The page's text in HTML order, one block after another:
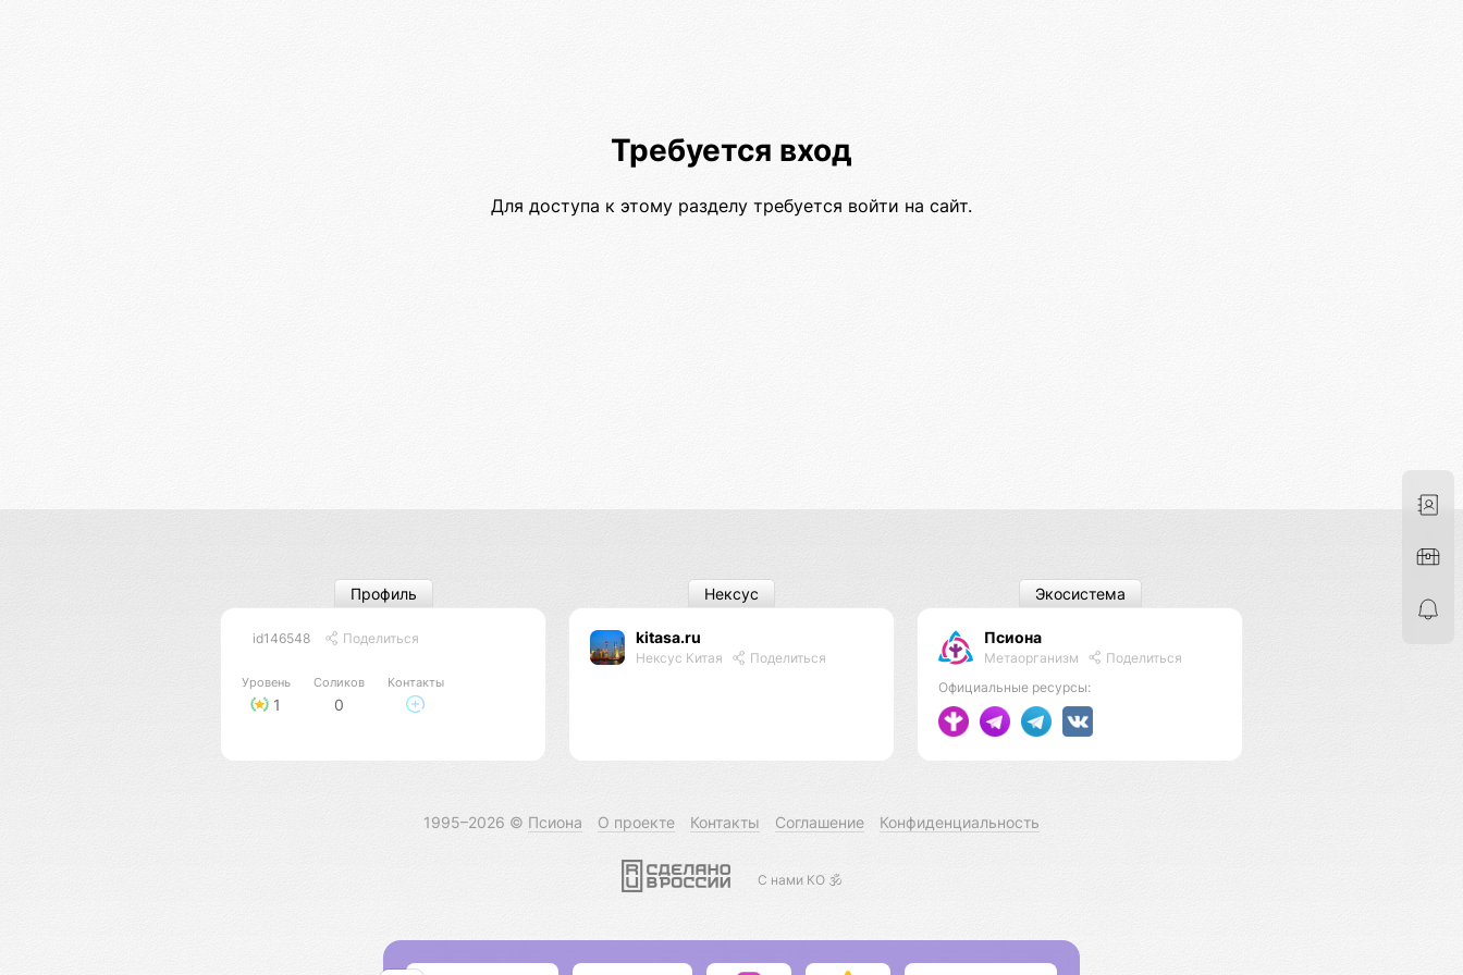
Требуется вход
Для доступа к этому разделу требуется войти на сайт.
id146548 Поделиться
Уровень
1
Соликов
0
Контакты
Профиль
kitasa.ru
Нексус Китая Поделиться
Нексус
Псиона
Метаорганизм
Поделиться
Официальные ресурсы:
Экосистема
1995–2026 © Псиона О проекте Контакты Соглашение Конфиденциальность
С нами КО 🕉️